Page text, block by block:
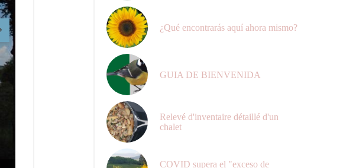
¿Qué encontrarás aquí ahora mismo?
GUIA DE BIENVENIDA
Relevé d'inventaire détaillé d'un
chalet
COVID supera el "exceso de